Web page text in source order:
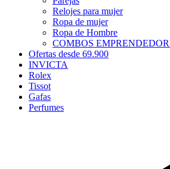
Relojes para mujer
Ropa de mujer
Ropa de Hombre
COMBOS
Ofertas desde 69.900
INVICTA
Rolex
Tissot
Gafas
Perfumes